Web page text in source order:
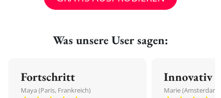
Was unsere User sagen:
Fortschritt
Maya (Paris, Frankreich)
Innovativ
Marie